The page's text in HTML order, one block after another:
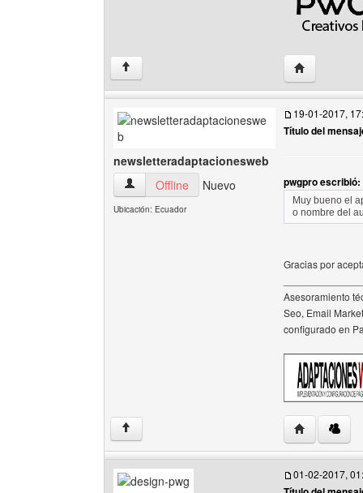
↑ Visitar sitio
newsletteradaptacionesweb
newsletteradaptacionesweb Ver perfil del
Offline Nuevo
Ubicación: Ecuador
19-01-2017,
Título del
pwgpro escribió:
Muy bueno el
o nombre del
Gracias por
Asesoramiento
Seo, Email
configurado en
↑ Visitar sitio
01-02-2017,